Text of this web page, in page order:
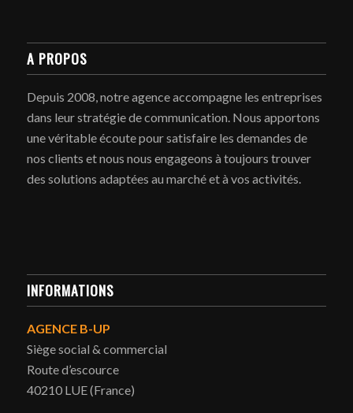
A PROPOS
Depuis 2008, notre agence accompagne les entreprises
dans leur stratégie de communication. Nous apportons
une véritable écoute pour satisfaire les demandes de
nos clients et nous nous engageons à toujours trouver
des solutions adaptées au marché et à vos activités.
INFORMATIONS
AGENCE B-UP
Siège social & commercial
Route d’escource
40210 LUE (France)